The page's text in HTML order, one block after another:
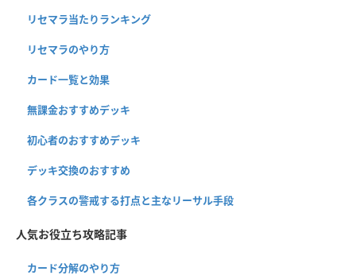
リセマラ当たりランキング
リセマラのやり方
カード一覧と効果
無課金おすすめデッキ
初心者のおすすめデッキ
デッキ交換のおすすめ
各クラスの警戒する打点と主なリーサル手段
人気お役立ち攻略記事
カード分解のやり方